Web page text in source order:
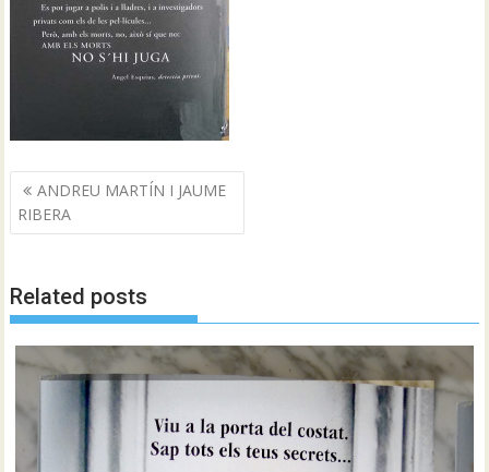
Navegació
d'entrades
ANDREU MARTÍN I JAUME
RIBERA
Related posts